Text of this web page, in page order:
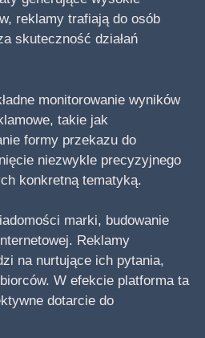
reklamy trafiają do osób
skuteczność działań
monitorowanie wyników
takie jak
formy przekazu do
niezwykle precyzyjnego
konkretną tematyką.
marki, budowanie
Reklamy
na nurtujące ich pytania,
W efekcie platforma ta
dotarcie do